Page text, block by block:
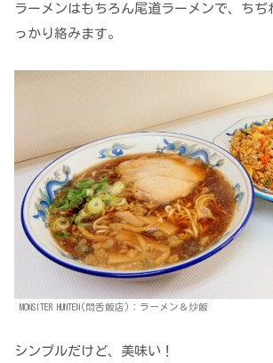
ラーメンはもちろん尾道ラーメンで、ちぢ
っかり絡みます。
MONSITER HUNTEN(悶舌飯店)：ラーメン＆炒飯
シンプルだけど、美味い！